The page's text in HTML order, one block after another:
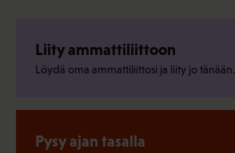
Liity ammattiliittoon
Löydä oma ammattiliittosi ja liity jo tänään.
Pysy ajan tasalla